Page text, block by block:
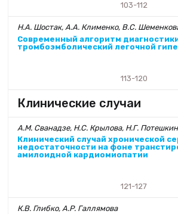
103-112
Н.А. Шостак, А.А. Клименко, В.С.
Современный алгоритм
тромбоэмболический легочной
113-120
Клинические случаи
А.М. Сванадзе, Н.С. Крылова, Н.Г.
Клинический случай хронической
недостаточности на фоне
амилоидной кардиомиопатии
121-127
К.В. Глибко, А.Р. Галлямова